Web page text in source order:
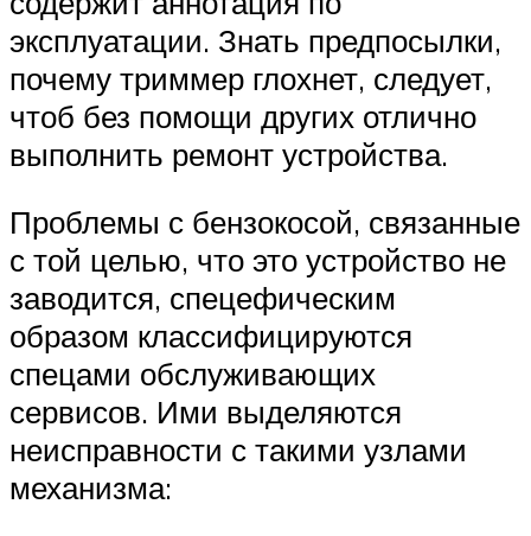
эксплуатации. Знать предпосылки,
почему триммер глохнет, следует,
чтоб без помощи других отлично
выполнить ремонт устройства.
Проблемы с бензокосой, связанные
с той целью, что это устройство не
заводится, спецефическим
образом классифицируются
спецами обслуживающих
сервисов. Ими выделяются
неисправности с такими узлами
механизма: